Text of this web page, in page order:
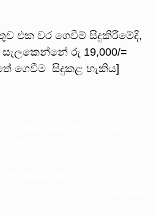
එක වර ගෙවීම් සිදුකිරීමේදි,
සැලකෙන්නේ රු 19,000/=
ගෙවීම සිදුකළ හැකිය]